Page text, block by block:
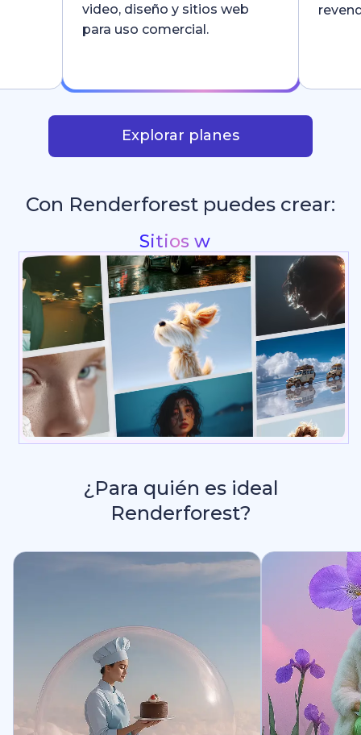
video, diseño y sitios web
para uso comercial.
Explorar planes
Con Renderforest puedes crear:
Intros y animaciones
¿Para quién es ideal
Renderforest?